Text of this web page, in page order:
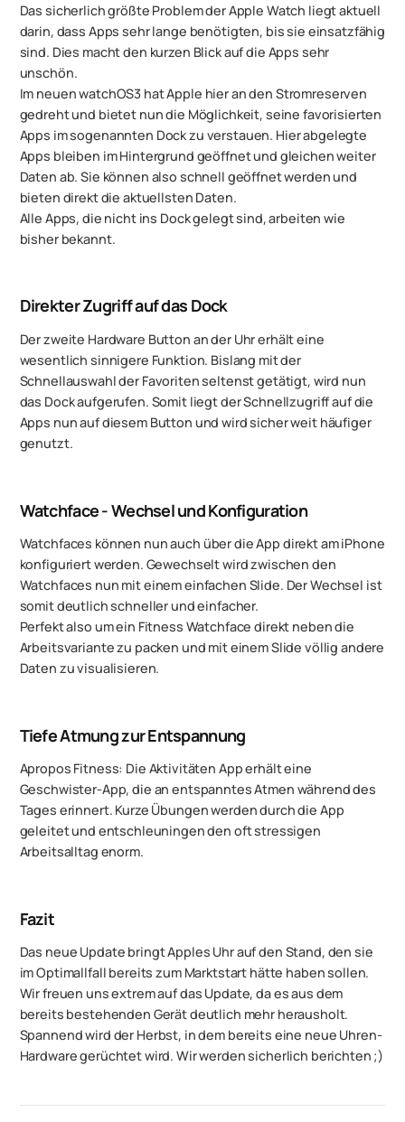
Das sicherlich größte Problem der Apple Watch liegt aktuell
darin, dass Apps sehr lange benötigten, bis sie einsatzfähig
sind. Dies macht den kurzen Blick auf die Apps sehr
unschön.
Im neuen watchOS3 hat Apple hier an den Stromreserven
gedreht und bietet nun die Möglichkeit, seine favorisierten
Apps im sogenannten Dock zu verstauen. Hier abgelegte
Apps bleiben im Hintergrund geöffnet und gleichen weiter
Daten ab. Sie können also schnell geöffnet werden und
bieten direkt die aktuellsten Daten.
Alle Apps, die nicht ins Dock gelegt sind, arbeiten wie
bisher bekannt.
Direkter Zugriff auf das Dock
Der zweite Hardware Button an der Uhr erhält eine
wesentlich sinnigere Funktion. Bislang mit der
Schnellauswahl der Favoriten seltenst getätigt, wird nun
das Dock aufgerufen. Somit liegt der Schnellzugriff auf die
Apps nun auf diesem Button und wird sicher weit häufiger
genutzt.
Watchface - Wechsel und Konfiguration
Watchfaces können nun auch über die App direkt am iPhone
konfiguriert werden. Gewechselt wird zwischen den
Watchfaces nun mit einem einfachen Slide. Der Wechsel ist
somit deutlich schneller und einfacher.
Perfekt also um ein Fitness Watchface direkt neben die
Arbeitsvariante zu packen und mit einem Slide völlig andere
Daten zu visualisieren.
Tiefe Atmung zur Entspannung
Apropos Fitness: Die Aktivitäten App erhält eine
Geschwister-App, die an entspanntes Atmen während des
Tages erinnert. Kurze Übungen werden durch die App
geleitet und entschleuningen den oft stressigen
Arbeitsalltag enorm.
Fazit
Das neue Update bringt Apples Uhr auf den Stand, den sie
im Optimallfall bereits zum Marktstart hätte haben sollen.
Wir freuen uns extrem auf das Update, da es aus dem
bereits bestehenden Gerät deutlich mehr herausholt.
Spannend wird der Herbst, in dem bereits eine neue Uhren-
Hardware gerüchtet wird. Wir werden sicherlich berichten ;)